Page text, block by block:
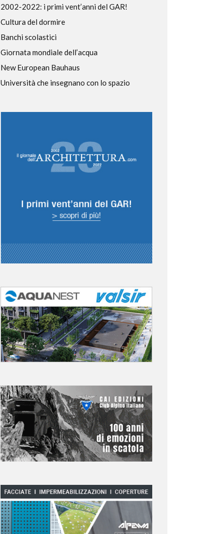
2002-2022: i primi vent’anni del GAR!
Cultura del dormire
Banchi scolastici
Giornata mondiale dell’acqua
New European Bauhaus
Università che insegnano con lo spazio